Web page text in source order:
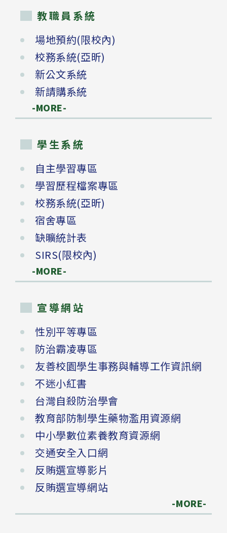
教職員系統
場地預約(限校內)
校務系統(亞昕)
新公文系統
新請購系統
-MORE-
學生系統
自主學習專區
學習歷程檔案專區
校務系統(亞昕)
宿舍專區
缺曠統計表
SIRS(限校內)
-MORE-
宣導網站
性別平等專區
防治霸凌專區
友善校園學生事務與輔導工作資訊網
不迷小紅書
台灣自殺防治學會
教育部防制學生藥物濫用資源網
中小學數位素養教育資源網
交通安全入口網
反賄選宣導影片
反賄選宣導網站
-MORE-